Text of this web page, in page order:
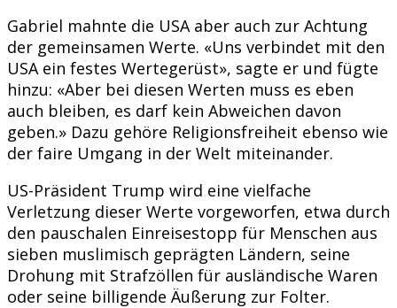
Gabriel mahnte die USA aber auch zur Achtung
der gemeinsamen Werte. «Uns verbindet mit den
USA ein festes Wertegerüst», sagte er und fügte
hinzu: «Aber bei diesen Werten muss es eben
auch bleiben, es darf kein Abweichen davon
geben.» Dazu gehöre Religionsfreiheit ebenso wie
der faire Umgang in der Welt miteinander.
US-Präsident Trump wird eine vielfache
Verletzung dieser Werte vorgeworfen, etwa durch
den pauschalen Einreisestopp für Menschen aus
sieben muslimisch geprägten Ländern, seine
Drohung mit Strafzöllen für ausländische Waren
oder seine billigende Äußerung zur Folter.